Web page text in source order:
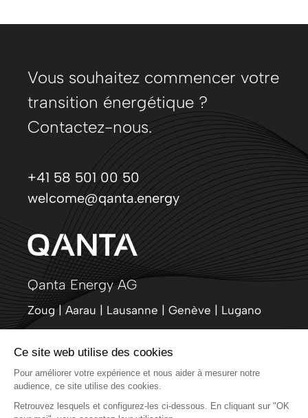
Vous souhaitez commencer votre
transition énergétique ?
Contactez-nous.
+41 58 501 00 50
welcome@qanta.energy
Qanta Energy AG
Zoug | Aarau | Lausanne | Genève | Lugano
LinkedIn